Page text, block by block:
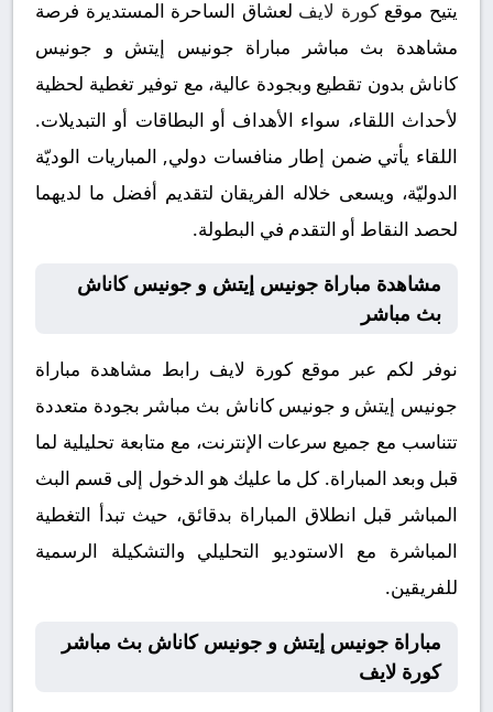
يتيح موقعكورة لايف لعشاق الساحرة المستديرة فرصة
مشاهدة بث مباشر مباراة جونيس إيتش و جونيس
كاناش بدون تقطيع وبجودة عالية، مع توفير تغطية لحظية
لأحداث اللقاء، سواء الأهداف أو البطاقات أو التبديلات.
اللقاء يأتي ضمن إطار منافسات دولي, المباريات الوديّة
الدوليّة، ويسعى خلاله الفريقان لتقديم أفضل ما لديهما
لحصد النقاط أو التقدم في البطولة.
مشاهدة مباراة جونيس إيتش و جونيس كاناش
بث مباشر
نوفر لكم عبر موقع كورة لايف رابط مشاهدة مباراة
جونيس إيتش و جونيس كاناش بث مباشر بجودة متعددة
تتناسب مع جميع سرعات الإنترنت، مع متابعة تحليلية لما
قبل وبعد المباراة. كل ما عليك هو الدخول إلى قسم البث
المباشر قبل انطلاق المباراة بدقائق، حيث تبدأ التغطية
المباشرة مع الاستوديو التحليلي والتشكيلة الرسمية
للفريقين.
مباراة جونيس إيتش و جونيس كاناش بث مباشر
كورة لايف